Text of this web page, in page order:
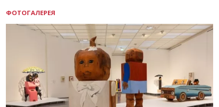
ФОТОГАЛЕРЕЯ